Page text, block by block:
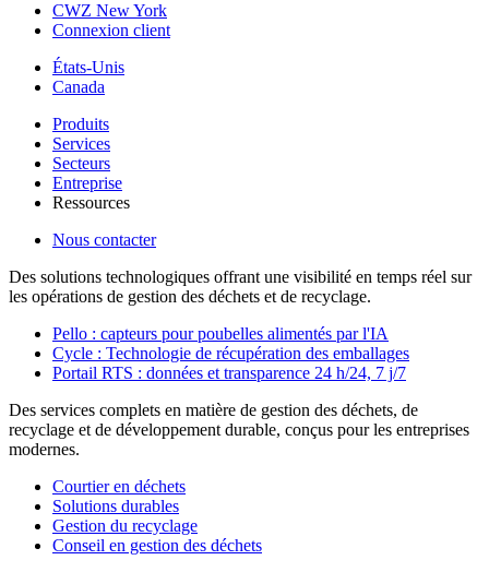
CWZ New York
Connexion client
États-Unis
Canada
Produits
Services
Secteurs
Entreprise
Ressources
Nous contacter
Des solutions technologiques offrant une visibilité en temps réel sur
les opérations de gestion des déchets et de recyclage.
Pello : capteurs pour poubelles alimentés par l'IA
Cycle : Technologie de récupération des emballages
Portail RTS : données et transparence 24 h/24, 7 j/7
Des services complets en matière de gestion des déchets, de
recyclage et de développement durable, conçus pour les entreprises
modernes.
Courtier en déchets
Solutions durables
Gestion du recyclage
Conseil en gestion des déchets